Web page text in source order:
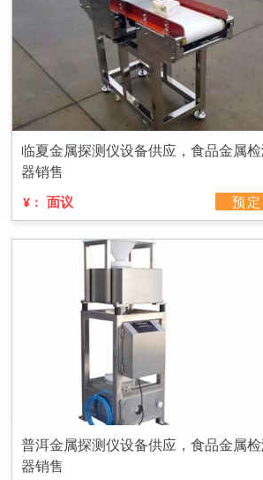
临夏金属探测仪设备供应，食品金属
器销售
¥： 面议 预定
普洱金属探测仪设备供应，食品金属
器销售